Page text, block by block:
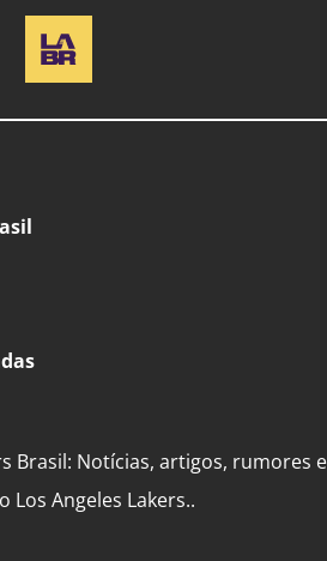
Brasil: Notícias, artigos, rumores e
Los Angeles Lakers..